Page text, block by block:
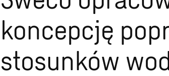
koncepcję
stosunków